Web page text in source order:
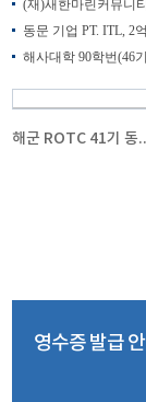
동문 기업 PT. ITL, 2
해군 ROTC 41기 동기회,
영수증 발급